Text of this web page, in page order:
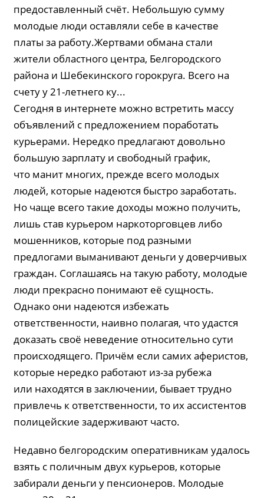
предоставленный счёт. Небольшую сумму
молодые люди оставляли себе в качестве
платы за работу.Жертвами обмана стали
жители областного центра, Белгородского
района и Шебекинского горокруга. Всего на
счету у 21-летнего ку...
Сегодня в интернете можно встретить массу
объявлений с предложением поработать
курьерами. Нередко предлагают довольно
большую зарплату и свободный график,
что манит многих, прежде всего молодых
людей, которые надеются быстро заработать.
Но чаще всего такие доходы можно получить,
лишь став курьером наркоторговцев либо
мошенников, которые под разными
предлогами выманивают деньги у доверчивых
граждан. Соглашаясь на такую работу, молодые
люди прекрасно понимают её сущность.
Однако они надеются избежать
ответственности, наивно полагая, что удастся
доказать своё неведение относительно сути
происходящего. Причём если самих аферистов,
которые нередко работают из-за рубежа
или находятся в заключении, бывает трудно
привлечь к ответственности, то их ассистентов
полицейские задерживают часто.
Недавно белгородским оперативникам удалось
взять с поличным двух курьеров, которые
забирали деньги у пенсионеров. Молодые